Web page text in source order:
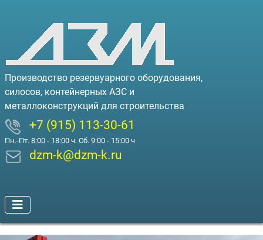
Производство резервуарного оборудования,
силосов, контейнерных АЗС и
металлоконструкций для строительства
+7 (915) 113-30-61
Пн.-Пт. 8:00 - 18:00 ч. Сб. 9:00 - 15:00 ч
dzm-k@dzm-k.ru